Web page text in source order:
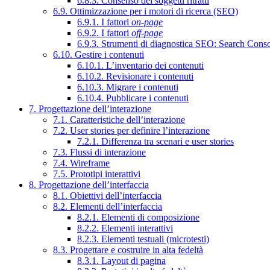
6.9. Ottimizzazione per i motori di ricerca (SEO)
6.9.1. I fattori on-page
6.9.2. I fattori off-page
6.9.3. Strumenti di diagnostica SEO: Search
6.10. Gestire i contenuti
6.10.1. L’inventario dei contenuti
6.10.2. Revisionare i contenuti
6.10.3. Migrare i contenuti
6.10.4. Pubblicare i contenuti
7. Progettazione dell’interazione
7.1. Caratteristiche dell’interazione
7.2. User stories per definire l’interazione
7.2.1. Differenza tra scenari e user stories
7.3. Flussi di interazione
7.4. Wireframe
7.5. Prototipi interattivi
8. Progettazione dell’interfaccia
8.1. Obiettivi dell’interfaccia
8.2. Elementi dell’interfaccia
8.2.1. Elementi di composizione
8.2.2. Elementi interattivi
8.2.3. Elementi testuali (microtesti)
8.3. Progettare e costruire in alta fedeltà
8.3.1. Layout di pagina